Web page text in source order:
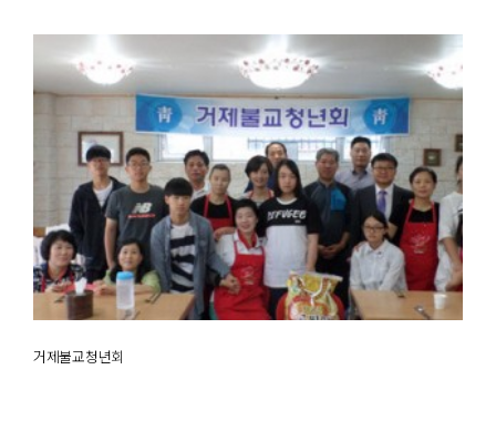
거제불교청년회